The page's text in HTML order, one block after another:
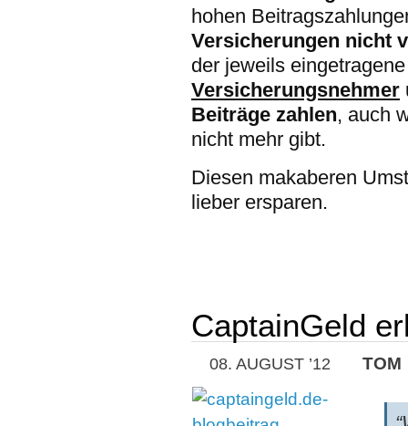
hohen
Versicherungen nicht
der jeweils
Versicherungsnehmer
Beiträge zahlen, auch
nicht mehr gibt.
Diesen makaberen
lieber ersparen.
CaptainGeld
08. AUGUST ’12 TOM